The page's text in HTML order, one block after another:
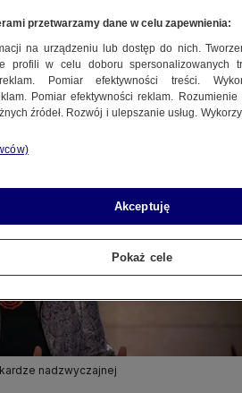
nadzwyczajnej
przetwarzamy dane w celu zapewnienia:
na urządzeniu lub dostęp do nich.
profili w celu doboru spersonalizowanych
reklam. Pomiar efektywności treści.
Pomiar efektywności reklam.
źródeł. Rozwój i ulepszanie usług.
Akceptuję
Pokaż cele